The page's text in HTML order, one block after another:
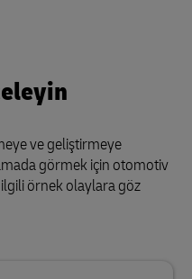
ve geliştirmeye
görmek için otomotiv
örnek olaylara göz